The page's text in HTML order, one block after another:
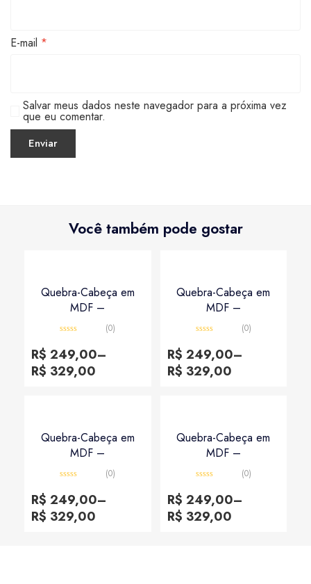
E-mail *
Salvar meus dados neste navegador para a próxima vez
que eu comentar.
Você também pode gostar
Quebra-Cabeça em
MDF –
0
de
5
(0)
R$ 249,00–
R$ 329,00
Quebra-Cabeça em
MDF –
0
de
5
(0)
R$ 249,00–
R$ 329,00
Quebra-Cabeça em
MDF –
0
de
5
(0)
R$ 249,00–
R$ 329,00
Quebra-Cabeça em
MDF –
0
de
5
(0)
R$ 249,00–
R$ 329,00